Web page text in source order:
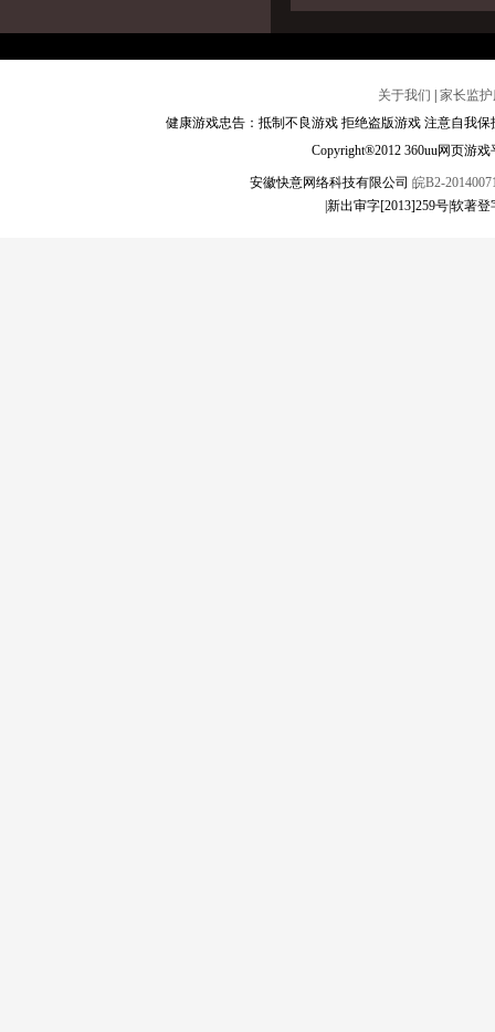
关于我们
家长监
健康游戏忠告：抵制不良游戏 拒绝盗版游戏 注意自我
Copyright®2012 360uu网页游
安徽快意网络科技有限公司 皖B2-
|新出审字[2013]259号|软著